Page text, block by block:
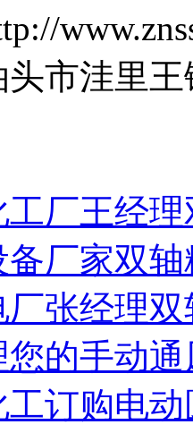
头市洼里
厂王经
备厂家双
张经理
的手动
订购电